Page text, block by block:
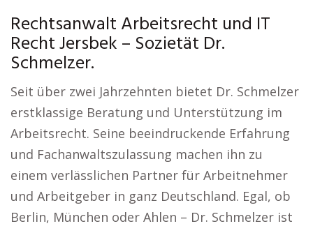
Rechtsanwalt Arbeitsrecht und IT
Recht Jersbek – Sozietät Dr.
Schmelzer.
Seit über zwei Jahrzehnten bietet Dr. Schmelzer
erstklassige Beratung und Unterstützung im
Arbeitsrecht. Seine beeindruckende Erfahrung
und Fachanwaltszulassung machen ihn zu
einem verlässlichen Partner für Arbeitnehmer
und Arbeitgeber in ganz Deutschland. Egal, ob
Berlin, München oder Ahlen – Dr. Schmelzer ist